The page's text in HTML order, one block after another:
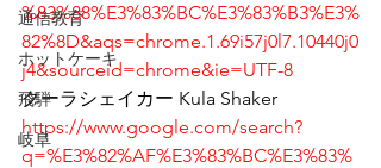
通信教育
ホットケーキ
飛騨
岐阜
%83%88%E3%83%BC%E3%83%B3%E3%
82%8D&aqs=chrome.1.69i57j0l7.10440j0
j4&sourceid=chrome&ie=UTF-8
クーラシェイカー Kula Shaker
https://www.google.com/search?
q=%E3%82%AF%E3%83%BC%E3%83%